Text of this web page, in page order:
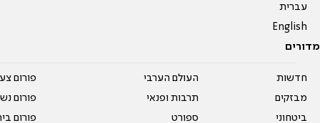
עברית
English
מדורים
חדשות
מבזקים
ביטחוני
העולם הערבי
תרבות ופנאי
ספורט
פורום
פורום
פורום